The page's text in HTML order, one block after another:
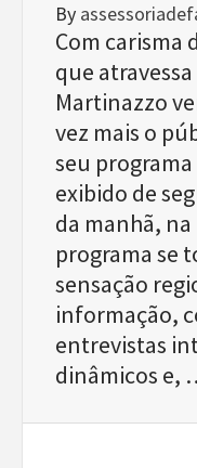
By
Com carisma
que
Martinazzo
vez mais o
seu programa
exibido de
da manhã, na
programa se
sensação
informação,
entrevistas
dinâmicos e,